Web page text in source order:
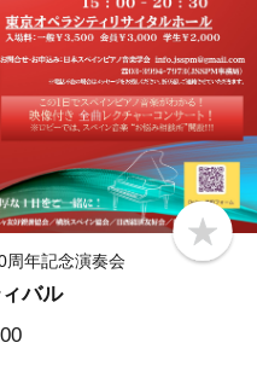
b
o
周年記念演奏会
バル